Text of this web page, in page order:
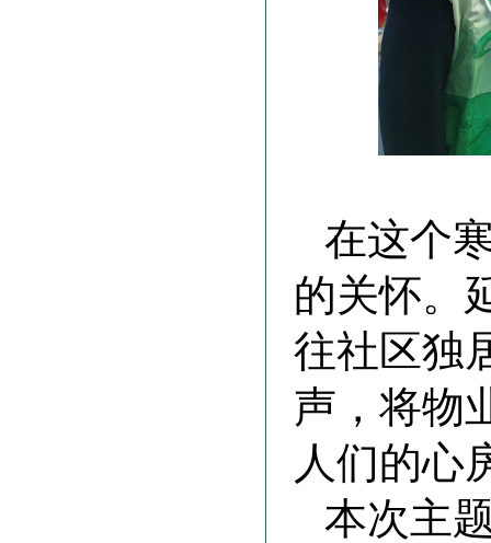
在这个
的关怀。
往社区独
声，将物
人们的心
本次主